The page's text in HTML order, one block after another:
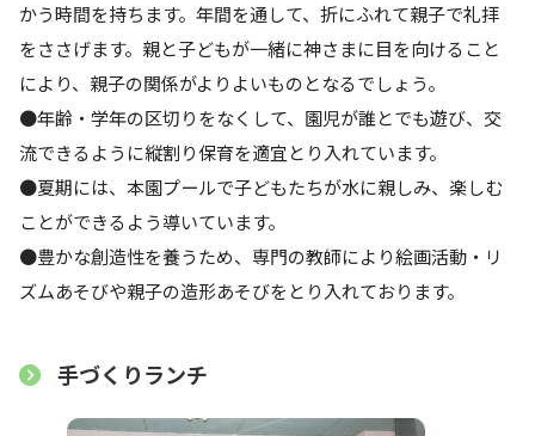
かう時間を持ちます。年間を通して、折にふれて親子で礼拝
をささげます。親と子どもが一緒に神さまに目を向けること
により、親子の関係がよりよいものとなるでしょう。
●年齢・学年の区切りをなくして、園児が誰とでも遊び、交
流できるように縦割り保育を適宜とり入れています。
●夏期には、本園プールで子どもたちが水に親しみ、楽しむ
ことができるよう導いています。
●豊かな創造性を養うため、専門の教師により絵画活動・リ
ズムあそびや親子の造形あそびをとり入れております。
手づくりランチ